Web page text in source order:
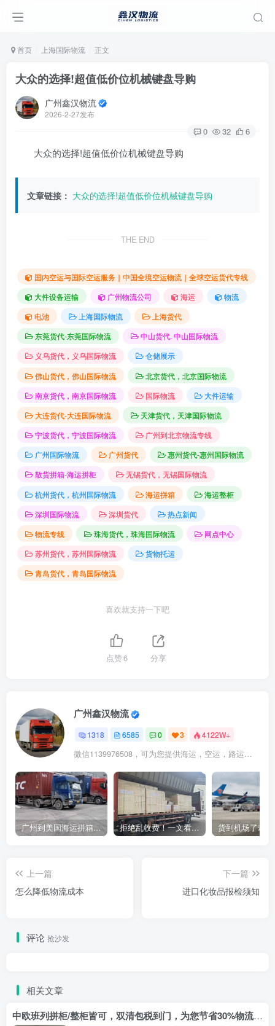
首页 上海国际物流 正文
大众的选择!超值低价位机械键盘导购
广州鑫汉物流
2026-2-27发布
0 32 6
大众的选择!超值低价位机械键盘导购
文章链接： 大众的选择!超值低价位机械键盘导购
THE END
国内空运与国际空运服务｜中国全境空运物流｜全球空运货代专线
大件设备运输
广州物流公司 海运
物流
电池
上海国际物流
上海货代
东莞货代-东莞国际物流
中山货代. 中山国际物流
义乌货代，义乌国际物流
仓储展示
佛山货代，佛山国际物流
北京货代，北京国际物流
南京货代，南京国际物流
国际物流
大件运输
大连货代-大连国际物流
天津货代，天津国际物流
宁波货代，宁波国际物流
广州到北京物流专线
广州国际物流
广州货代
惠州货代-惠州国际物流
散货拼箱-海运拼柜
无锡货代，无锡国际物流
杭州货代，杭州国际物流
海运拼箱
海运整柜
深圳国际物流
深圳货代
热点新闻
物流专线
珠海货代，珠海国际物流
网点中心
苏州货代，苏州国际物流
货物托运
青岛货代，青岛国际物流
喜欢就支持一下吧
点赞6 分享
广州鑫汉物流
1318 6585 0 3 4122W+
微信1139976508，可为您提供海运，空运，路运，铁路运输
广州到美国海运拼箱多少钱？2024年最新运费构成+隐藏费用避坑指南 拒绝乱收费！一文看懂中国货代计费套路，教你避开所有隐形坑
上一篇
怎么降低物流成本
下一篇
进口化妆品报检须知
评论 抢沙发
相关文章
中欧班列拼柜/整柜皆可，双清包税到门，为您节省30%物流成本！